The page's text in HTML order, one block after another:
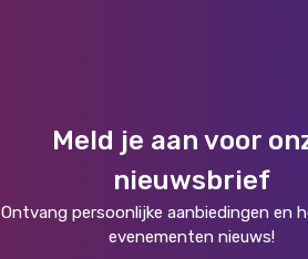
Meld je aan voor
nieuwsbrief
Ontvang persoonlijke aanbiedingen en
evenementen nieuws!